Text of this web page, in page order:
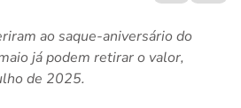
ao saque-aniversário do
já podem retirar o valor,
de 2025.